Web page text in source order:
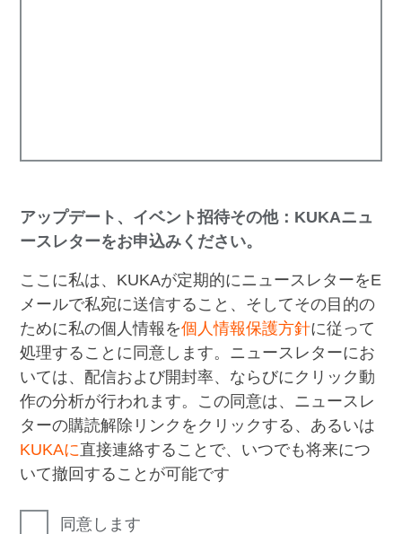
アップデート、イベント招待その他：KUKAニュ
ースレターをお申込みください。
ここに私は、KUKAが定期的にニュースレターをE
メールで私宛に送信すること、そしてその目的の
ために私の個人情報を個人情報保護方針に従って
処理することに同意します。ニュースレターにお
いては、配信および開封率、ならびにクリック動
作の分析が行われます。この同意は、ニュースレ
ターの購読解除リンクをクリックする、あるいは
KUKAに直接連絡することで、いつでも将来につ
いて撤回することが可能です
同意します